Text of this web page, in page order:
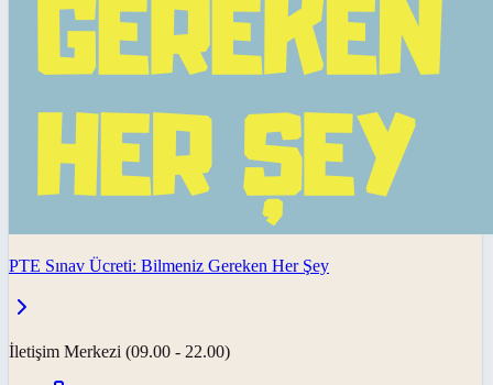
PTE Sınav Ücreti: Bilmeniz Gereken Her Şey
İletişim Merkezi (09.00 - 22.00)